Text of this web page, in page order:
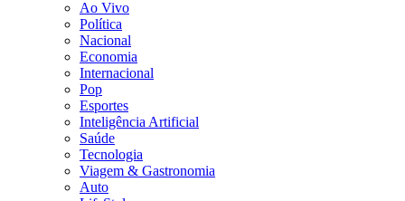
Ao Vivo
Política
Nacional
Economia
Internacional
Pop
Esportes
Inteligência Artificial
Saúde
Tecnologia
Viagem & Gastronomia
Auto